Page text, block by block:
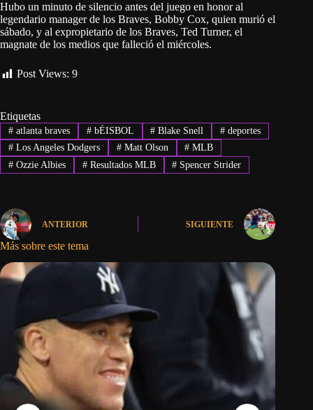
Hubo un minuto de silencio antes del juego en honor al
legendario manager de los Braves, Bobby Cox, quien murió el
sábado, y al expropietario de los Braves, Ted Turner, el
magnate de los medios que falleció el miércoles.
Post Views: 9
Etiquetas
#atlanta braves #bÉISBOL # Blake Snell # deportes
#Los Angeles Dodgers #Matt Olson # MLB
#Ozzie Albies #Resultados MLB # Spencer Strider
ANTERIOR SIGUIENTE
Más sobre este tema